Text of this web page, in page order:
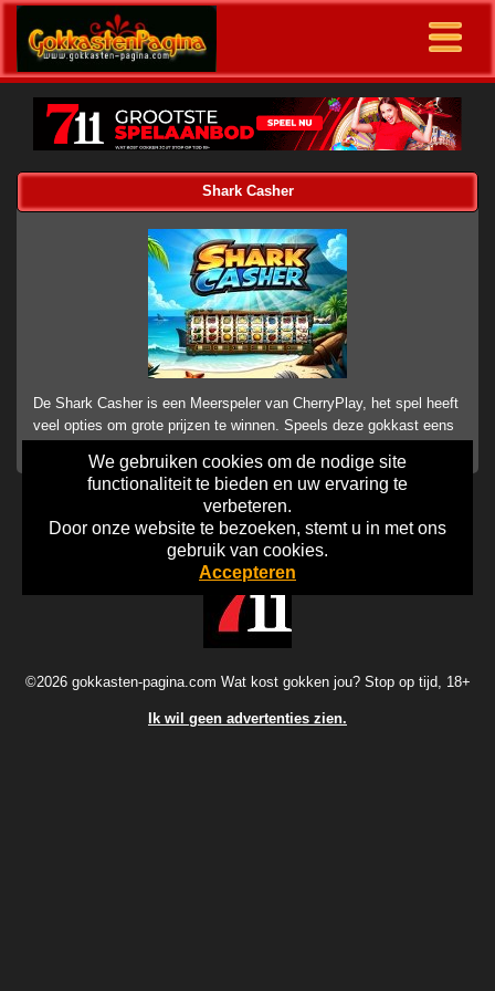
We gebruiken cookies om de nodige site
functionaliteit te bieden en uw ervaring te
verbeteren.
Door onze website te bezoeken, stemt u in met ons
gebruik van cookies.
Accepteren
Shark Casher
De Shark Casher is een Meerspeler van CherryPlay, het spel heeft
veel opties om grote prijzen te winnen. Speels deze gokkast eens
Home Disclaimer Gok Info
©2026 gokkasten-pagina.com Wat kost gokken jou? Stop op tijd, 18+
Ik wil geen advertenties zien.